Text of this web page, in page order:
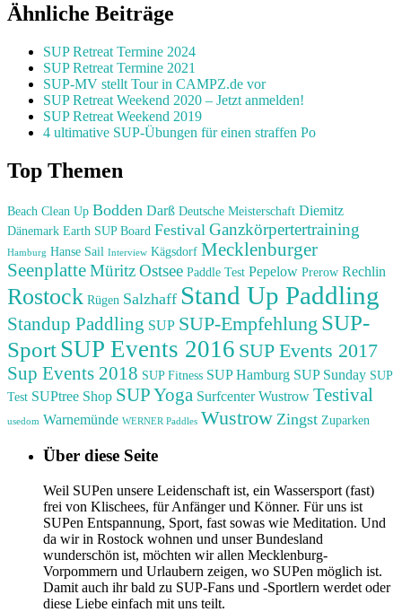
Ähnliche Beiträge
SUP Retreat Termine 2024
SUP Retreat Termine 2021
SUP-MV stellt Tour in CAMPZ.de vor
SUP Retreat Weekend 2020 – Jetzt anmelden!
SUP Retreat Weekend 2019
4 ultimative SUP-Übungen für einen straffen Po
Top Themen
Beach Clean Up Bodden Darß Deutsche Meisterschaft Diemitz
Dänemark Earth SUP Board Festival Ganzkörpertertraining
Hamburg Hanse Sail Interview Kägsdorf Mecklenburger
SeenplatteMüritzOstsee Paddle Test Pepelow Prerow Rechlin
Rostock Rügen Salzhaff Stand Up Paddling
Standup Paddling SUP SUP-Empfehlung SUP-
SportSUP Events 2016 SUP Events 2017
Sup Events 2018 SUP Fitness SUP Hamburg SUP Sunday SUP
Test SUPtree Shop SUP Yoga Surfcenter Wustrow Testival
usedom Warnemünde WERNER Paddles Wustrow Zingst Zuparken
Über diese Seite
Weil SUPen unsere Leidenschaft ist, ein Wassersport (fast)
frei von Klischees, für Anfänger und Könner. Für uns ist
SUPen Entspannung, Sport, fast sowas wie Meditation. Und
da wir in Rostock wohnen und unser Bundesland
wunderschön ist, möchten wir allen Mecklenburg-
Vorpommern und Urlaubern zeigen, wo SUPen möglich ist.
Damit auch ihr bald zu SUP-Fans und -Sportlern werdet oder
diese Liebe einfach mit uns teilt.